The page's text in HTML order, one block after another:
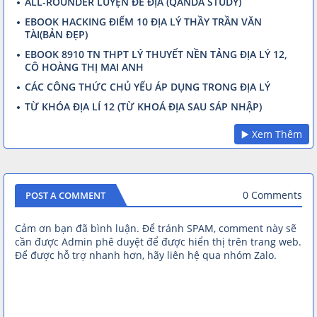
Đáp án 5. PHẦN 3 - TIẾNG ANH
Đáp án 5. PHẦN 3 - TIẾNG ANH
EBOOK HACKING ĐIỂM 10 ĐỊA LÝ THẦY TRẦN VĂN
TÀI(BẢN ĐẸP)
EBOOK 8910 TN THPT LÝ THUYẾT NỀN TẢNG ĐỊA LÝ 12,
CÔ HOÀNG THỊ MAI ANH
CÁC CÔNG THỨC CHỦ YẾU ÁP DỤNG TRONG ĐỊA LÝ
TỪ KHÓA ĐỊA LÍ 12 (TỪ KHOÁ ĐỊA SAU SÁP NHẬP)
▶️ Xem Thêm
POST A COMMENT 0 Comments
Cảm ơn bạn đã bình luận. Để tránh SPAM, comment này sẽ
cần được Admin phê duyệt để được hiển thị trên trang web.
Để được hỗ trợ nhanh hơn, hãy liên hệ qua nhóm Zalo.